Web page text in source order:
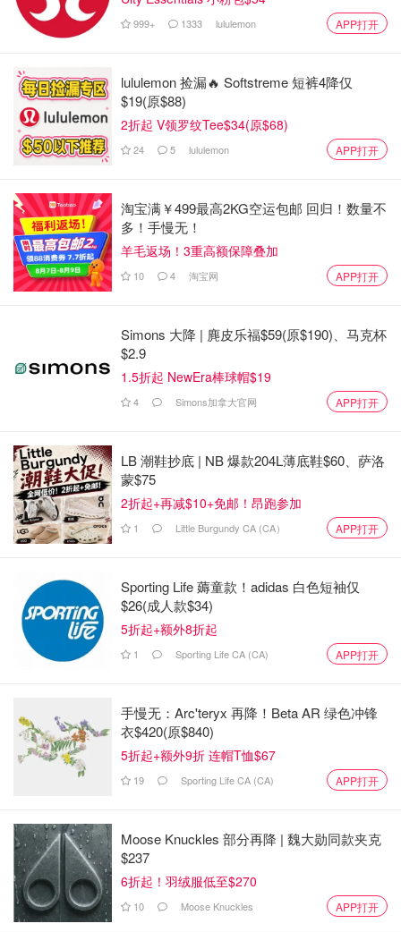
质！就等《从21世纪安全撤离》上映后的影评了 ~
记得给♥点赞+⭐️收藏+📧分享哟！持续为大家带来最新电影
2025加拿大上映电影推荐 - 《我的世
界》爆火！《美队》《阿凡达》《碟
中谍》回归！
2024中国电影盘点 - 《封神2》、徐克
武侠电影回归，华语大片神仙打架！
电影推荐
999+ 1333 lululemon APP打开
lululemon 捡漏🔥 Softstreme 短裤4降仅
$19(原$88)
2折起 V领罗纹Tee$34(原$68)
24 5 lululemon APP打开
淘宝满￥499最高2KG空运包邮 回归！数量不
多！手慢无！
羊毛返场！3重高额保障叠加
10 4 淘宝网 APP打开
Simons 大降 | 麂皮乐福$59(原$190)、马克杯
$2.9
1.5折起 NewEra棒球帽$19
4 Simons加拿大官网 APP打开
LB 潮鞋抄底 | NB 爆款204L薄底鞋$60、萨洛
蒙$75
2折起+再减$10+免邮！昂跑参加
1 Little Burgundy CA (CA） APP打开
Sporting Life 薅童款！adidas 白色短袖仅
$26(成人款$34)
5折起+额外8折起
1 Sporting Life CA (CA) APP打开
手慢无：Arc'teryx 再降！Beta AR 绿色冲锋
衣$420(原$840)
5折起+额外9折 连帽T恤$67
19 Sporting Life CA (CA) APP打开
Moose Knuckles 部分再降 | 魏大勋同款夹克
$237
6折起！羽绒服低至$270
10 Moose Knuckles APP打开